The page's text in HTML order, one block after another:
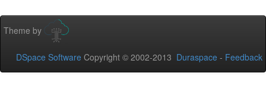
Theme by
DSpace Software Copyright © 2002-2013 Duraspace - Feedback